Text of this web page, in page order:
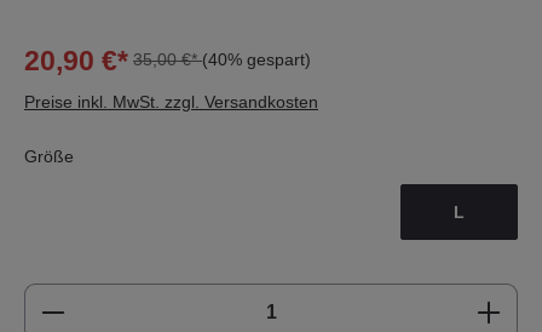
20,90 €* 35,00 €*(40% gespart)
Preise inkl. MwSt. zzgl. Versandkosten
Größe
L
Produkt Anzahl: Gib den gewünschten